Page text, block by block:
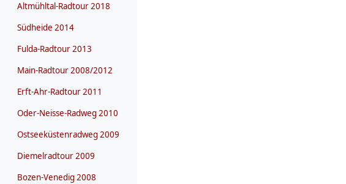
Altmühltal-Radtour 2018
Südheide 2014
Fulda-Radtour 2013
Main-Radtour 2008/2012
Erft-Ahr-Radtour 2011
Oder-Neisse-Radweg 2010
Ostseeküstenradweg 2009
Diemelradtour 2009
Bozen-Venedig 2008